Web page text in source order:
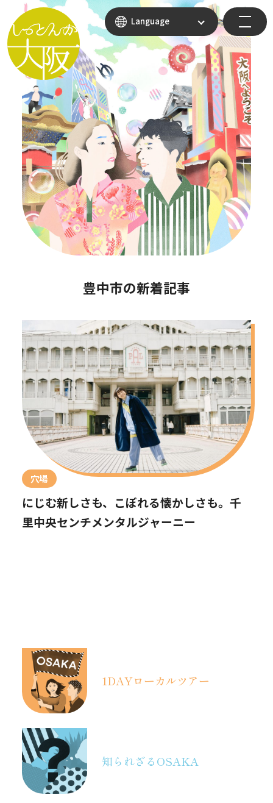
Language
豊中市の新着記事
穴場
にじむ新しさも、こぼれる懐かしさも。千
里中央センチメンタルジャーニー
1DAYローカルツアー
知られざるOSAKA